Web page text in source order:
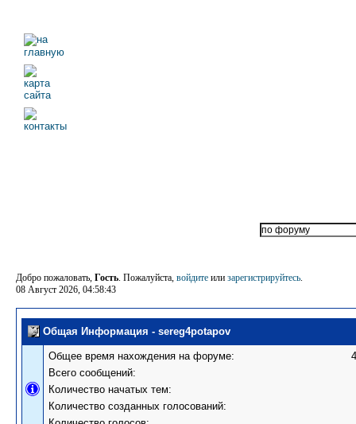
Добро пожаловать, Гость. Пожалуйста, войдите или зарегистрируйтесь.
08 Август 2026, 04:58:43
Общая Информация - sereg4potapov
Общее время нахождения на форуме:
Всего сообщений:
Количество начатых тем:
Количество созданных голосований: